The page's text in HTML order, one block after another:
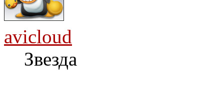
avicloud
Звезда